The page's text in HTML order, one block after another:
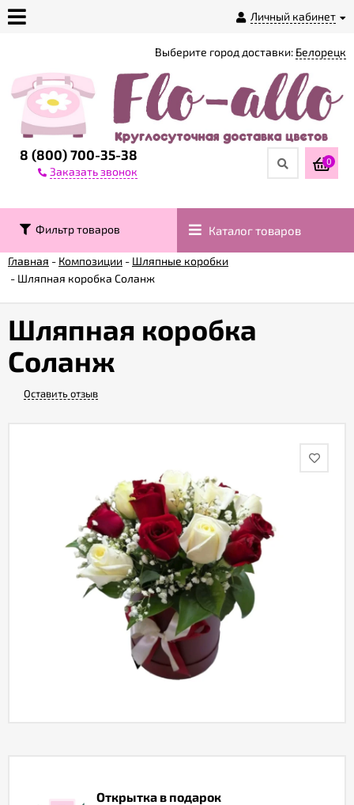
Личный кабинет
магазине
Доставка
Контакты
Возврат
Акции
8 (800) 700-35-38
Заказать звонок
Выберите город доставки: Белорецк
0
Фильтр товаров Каталог товаров
Главная - Композиции - Шляпные коробки
- Шляпная коробка Соланж
Шляпная коробка
Соланж
Оставить отзыв
Открытка в подарок